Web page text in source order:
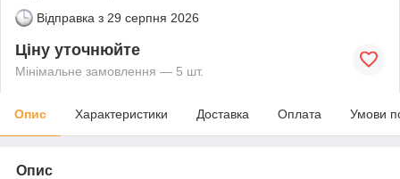
Відправка з 29 серпня 2026
Ціну уточнюйте
Мінімальне замовлення — 5 шт.
Опис Характеристики Доставка Оплата Умови
Опис